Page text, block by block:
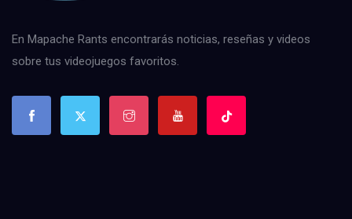
En Mapache Rants encontrarás noticias, reseñas y videos
sobre tus videojuegos favoritos.